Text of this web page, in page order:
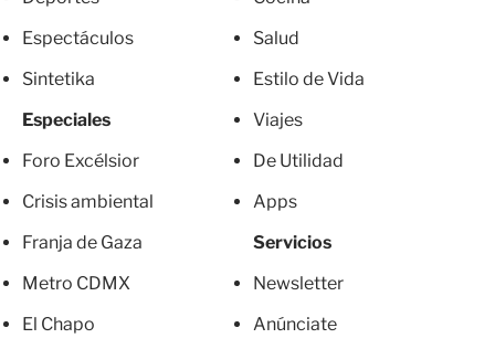
Espectáculos
Sintetika
Especiales
Foro Excélsior
Crisis ambiental
Franja de Gaza
Metro CDMX
El Chapo
Salud
Estilo de Vida
Viajes
De Utilidad
Apps
Servicios
Newsletter
Anúnciate